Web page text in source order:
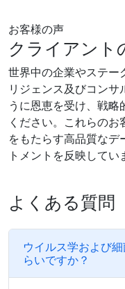
お客様の声
クライアント
世界中の企業やステー
リジェンス及びコン
うに恩恵を受け、戦
ください。これらの
をもたらす高品質なデ
トメントを反映してい
よくある質問
ウイルス学および
らいですか？